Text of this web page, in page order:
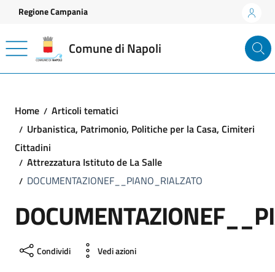
Vai ai contenuti
Vai al footer
Regione Campania
Comune di Napoli
Home
Articoli tematici
Urbanistica, Patrimonio, Politiche per la Casa, Cimiteri
Cittadini
Attrezzatura Istituto de La Salle
DOCUMENTAZIONEF__PIANO_RIALZATO
Condividi Vedi azioni